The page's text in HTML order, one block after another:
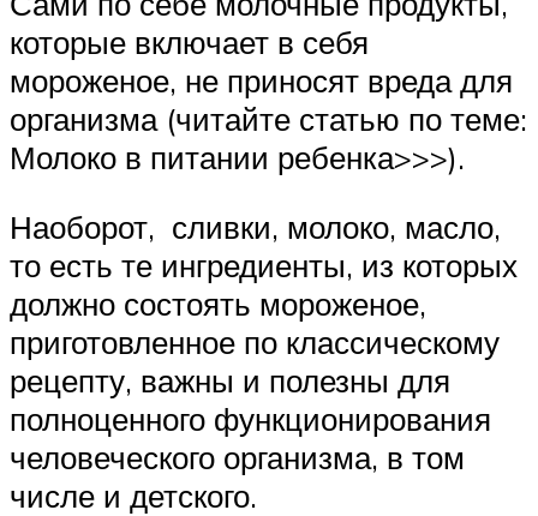
которые включает в себя
мороженое, не приносят вреда для
организма (читайте статью по теме:
Молоко в питании ребенка>>>).
Наоборот, сливки, молоко, масло,
то есть те ингредиенты, из которых
должно состоять мороженое,
приготовленное по классическому
рецепту, важны и полезны для
полноценного функционирования
человеческого организма, в том
числе и детского.